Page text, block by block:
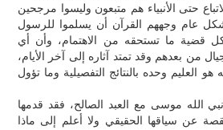
حتى الأنبياء هم متبعون وليسوا مرجحين
عام وجههم القرآن أن يسلموا للرسول
قضية ما تستحقه من الاهتمام، وأن أي
من بعدهم وقد تمتد آثاره إلى آخر الأيام،
هو العليم وحده بالنتائج التفصيلية وما تؤول
الله موسى مع العبد الصالح، فقد قدمها
عن سياقها الحقيقي ولا أعلم إلى ماذا